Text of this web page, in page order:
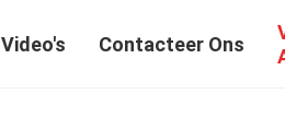
Video's Contacteer Ons